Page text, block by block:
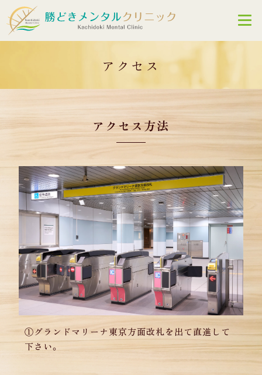
03-3520-8615
アクセス
アクセス方法
①グランドマリーナ東京方面改札を出て直進して
下さい。